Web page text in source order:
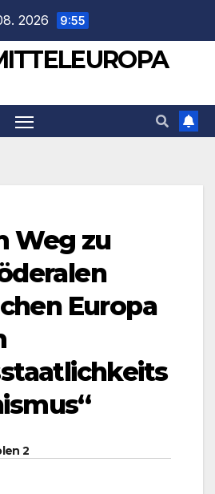
2026 9:55
Weg zu
Europa
2